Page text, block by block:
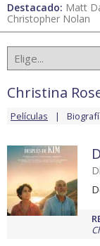
Destacado: Matt
Christopher Nolan
Christina
Películas